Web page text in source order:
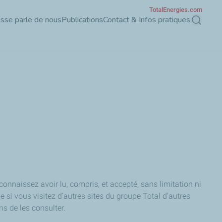
parle de nousPublicationsContact & Infos pratiques
TotalEnergies.com
avoir lu, compris, et accepté, sans limitation ni
si vous visitez d’autres sites du groupe Total d'autres
de les consulter.